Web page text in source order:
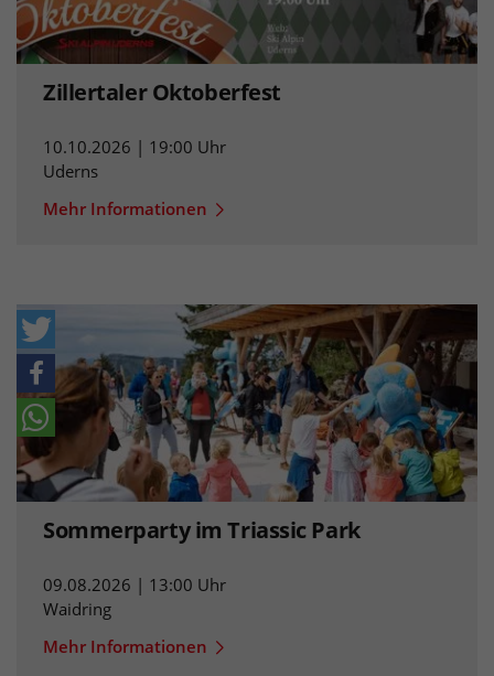
Zillertaler Oktoberfest
10.10.2026 | 19:00 Uhr
Uderns
Mehr Informationen
Sommerparty im Triassic Park
09.08.2026 | 13:00 Uhr
Waidring
Mehr Informationen